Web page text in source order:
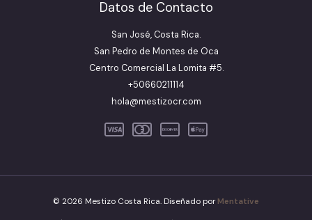
Datos de Contacto
San José, Costa Rica.
San Pedro de Montes de Oca
Centro Comercial La Lomita #5.
+50660211114
hola@mestizocr.com
© 2026 Mestizo Costa Rica. Diseñado porMentative